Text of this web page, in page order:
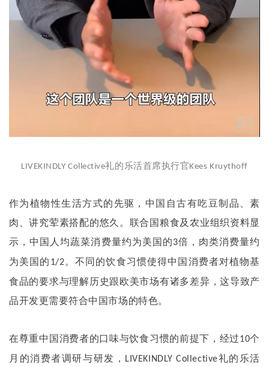
LIVEKINDLY Collective礼的乐活首席执行官Kees Kruythoff
作为植物性生活方式的先驱，中国自古有吃豆制品、素
肉、讲究荤素搭配的悠久。联合国粮食及农业组织资料显
示，中国人均蔬菜消费量约为美国的3倍，⾁类消费量约
为美国的 1/2。不同的饮食习惯使得中国消费者对植物基
食品的要求与理解历史跟欧美市场有诸多差异，这导致产
品开发更需要符合中国市场的特色。
在尊重中国消费者的口味与饮食习惯的前提下，经过10个
⽉的消费者调研与研发， LIVEKINDLY Collective礼的乐活